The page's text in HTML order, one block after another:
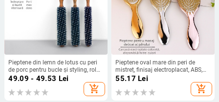
Pieptene din lemn de lotus cu peri
de porc pentru bucle și styling, rolă
cilindrică, pieptene din lemn,
49.09 - 49.53 Lei
add_shopping_cart
Pieptene oval mare din peri de
mistreț, finisaj electroplacat, ABS,
masaj cu pernă de aer, anti-static
55.17 Lei
add_shopping_cart